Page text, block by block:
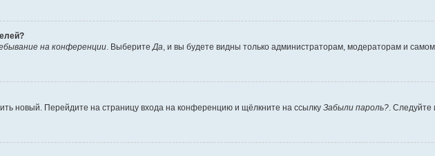
на конференции . Выберите Да , и вы будете видны только администраторам, модераторам и
новый. Перейдите на страницу входа на конференцию и щёлкните на ссылку Забыли пароль? .